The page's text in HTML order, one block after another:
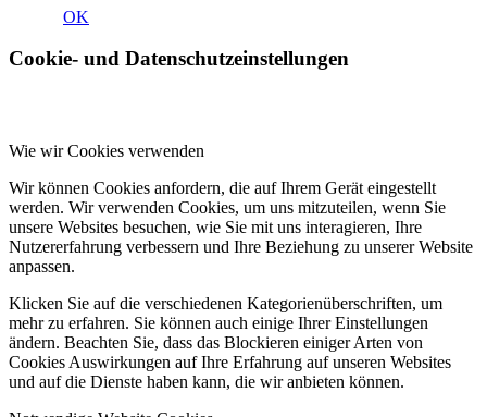
OK
Cookie- und Datenschutzeinstellungen
Wie wir Cookies verwenden
Wir können Cookies anfordern, die auf Ihrem Gerät eingestellt
werden. Wir verwenden Cookies, um uns mitzuteilen, wenn Sie
unsere Websites besuchen, wie Sie mit uns interagieren, Ihre
Nutzererfahrung verbessern und Ihre Beziehung zu unserer Website
anpassen.
Klicken Sie auf die verschiedenen Kategorienüberschriften, um
mehr zu erfahren. Sie können auch einige Ihrer Einstellungen
ändern. Beachten Sie, dass das Blockieren einiger Arten von
Cookies Auswirkungen auf Ihre Erfahrung auf unseren Websites
und auf die Dienste haben kann, die wir anbieten können.